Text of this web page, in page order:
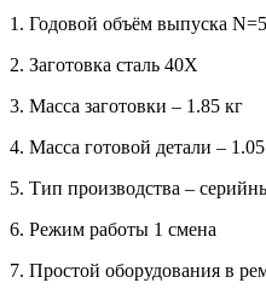
1. Годовой объём выпуска
2. Заготовка сталь 40Х
3. Масса заготовки – 1.85 кг
4. Масса готовой детали –
5. Тип производства –
6. Режим работы 1 смена
7. Простой оборудования в